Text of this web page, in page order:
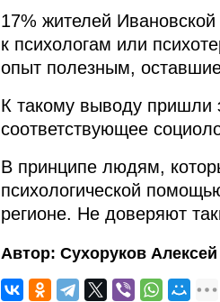
17% жителей
к психологам или
опыт полезным,
К такому выводу пришли
соответствующее
В принципе людям,
психологической
регионе. Не доверяют
Автор: Сухоруков Алексей